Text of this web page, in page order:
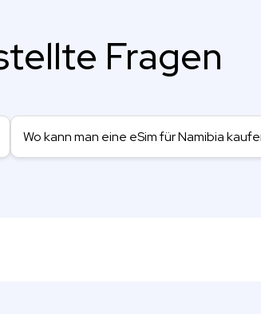
Fragen
Wo kann man eine eSim für Namibia